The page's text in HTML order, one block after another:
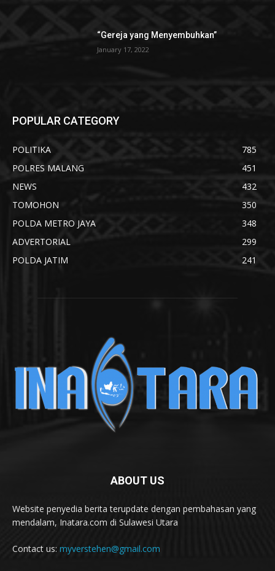
“Gereja yang Menyembuhkan”
January 17, 2022
POPULAR CATEGORY
POLITIKA
785
POLRES MALANG
451
NEWS
432
TOMOHON
350
POLDA METRO JAYA
348
ADVERTORIAL
299
POLDA JATIM
241
ABOUT US
Website penyedia berita terupdate dengan pembahasan yang
mendalam, Inatara.com di Sulawesi Utara
Contact us: myverstehen@gmail.com